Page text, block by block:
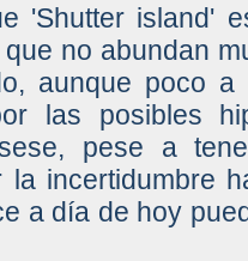
'Shutter island'
no abundan
aunque poco
las posibles
pese a
la incertidumbre
a día de hoy